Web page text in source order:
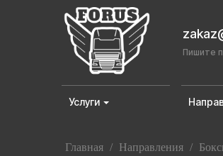
Пишите
Услуги
Главная / Направления /